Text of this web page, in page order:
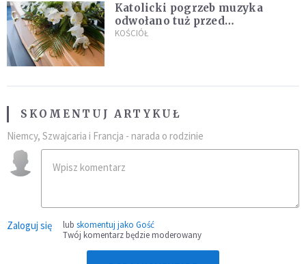
Katolicki pogrzeb muzyka
odwołano tuż przed
uroczystością. Powodem była
KOŚCIÓŁ
SKOMENTUJ ARTYKUŁ
Niemcy, Szwajcaria i Francja - narada o rodzinie
Zaloguj się lub skomentuj jako Gość
Twój komentarz będzie moderowany